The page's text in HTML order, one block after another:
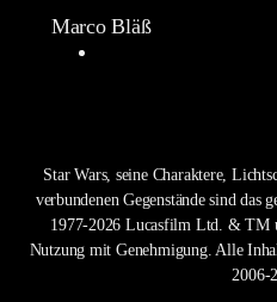
Marco Bläß
Star Wars, seine Charaktere,
verbundenen Gegenstände sind
1977-2026 Lucasfilm Ltd. & TM
Nutzung mit Genehmigung. Alle
2006-